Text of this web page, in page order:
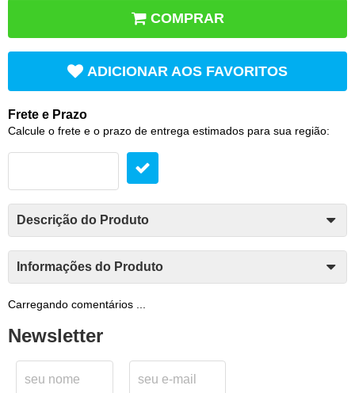
COMPRAR
ADICIONAR AOS FAVORITOS
Frete e Prazo
Calcule o frete e o prazo de entrega estimados para sua região:
Descrição do Produto
Informações do Produto
Carregando comentários ...
Newsletter